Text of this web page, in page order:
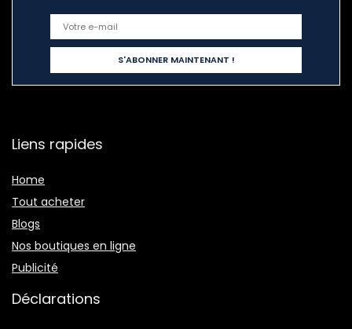
Liens rapides
Home
Tout acheter
Blogs
Nos boutiques en ligne
Publicité
Déclarations